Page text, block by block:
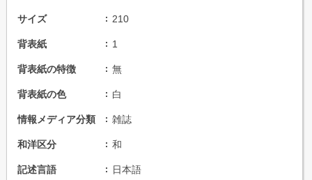
サイズ 210
背表紙 1
背表紙の特徴 無
背表紙の色 白
情報メディア分類 雑誌
和洋区分 和
記述言語 日本語